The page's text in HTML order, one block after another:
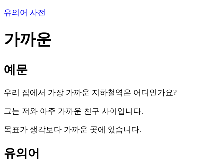
유의어 사전
가까운
예문
우리 집에서 가장 가까운 지하철역은 어디인가요?
그는 저와 아주 가까운 친구 사이입니다.
목표가 생각보다 가까운 곳에 있습니다.
유의어